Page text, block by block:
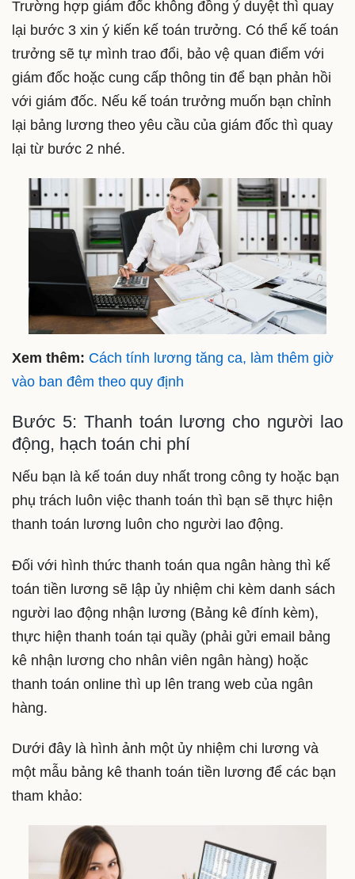
Trường hợp giám đốc không đồng ý duyệt thì quay
lại bước 3 xin ý kiến kế toán trưởng. Có thể kế toán
trưởng sẽ tự mình trao đổi, bảo vệ quan điểm với
giám đốc hoặc cung cấp thông tin để bạn phản hồi
với giám đốc. Nếu kế toán trưởng muốn bạn chỉnh
lại bảng lương theo yêu cầu của giám đốc thì quay
lại từ bước 2 nhé.
Xem thêm: Cách tính lương tăng ca, làm thêm giờ
vào ban đêm theo quy định
Bước 5: Thanh toán lương cho người lao
động, hạch toán chi phí
Nếu bạn là kế toán duy nhất trong công ty hoặc bạn
phụ trách luôn việc thanh toán thì bạn sẽ thực hiện
thanh toán lương luôn cho người lao động.
Đối với hình thức thanh toán qua ngân hàng thì kế
toán tiền lương sẽ lập ủy nhiệm chi kèm danh sách
người lao động nhận lương (Bảng kê đính kèm),
thực hiện thanh toán tại quầy (phải gửi email bảng
kê nhận lương cho nhân viên ngân hàng) hoặc
thanh toán online thì up lên trang web của ngân
hàng.
Dưới đây là hình ảnh một ủy nhiệm chi lương và
một mẫu bảng kê thanh toán tiền lương để các bạn
tham khảo: